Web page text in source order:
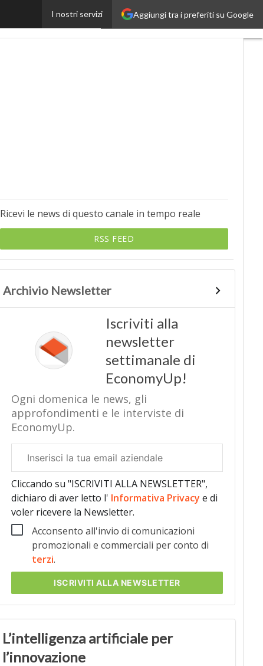
Aggiungi tra i preferiti su Google
I nostri servizi
Proptech
Ricevi le news di questo canale in tempo reale
RSS FEED
Archivio Newsletter
Iscriviti alla
newsletter
settimanale di
EconomyUp!
Ogni domenica le news, gli
approfondimenti e le interviste di
EconomyUp.
aziendale
Cliccando su "ISCRIVITI ALLA NEWSLETTER",
dichiaro di aver letto l' Informativa Privacy e di
voler ricevere la Newsletter.
Acconsento all'invio di comunicazioni
promozionali e commerciali per conto di
terzi.
ISCRIVITIALLA NEWSLETTER
L’intelligenza artificiale per
l’innovazione